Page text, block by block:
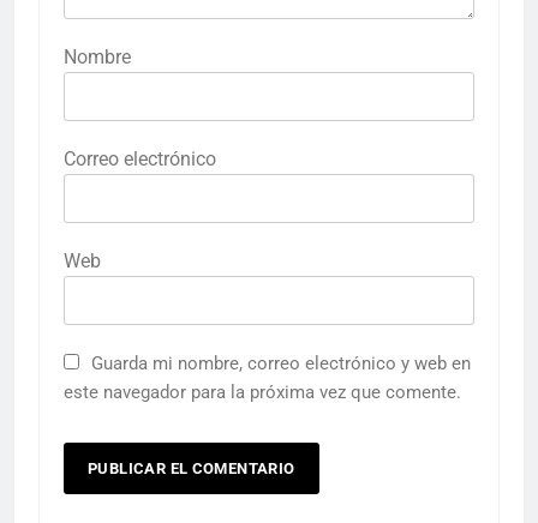
Nombre
Correo electrónico
Web
Guarda mi nombre, correo electrónico y web en
este navegador para la próxima vez que comente.